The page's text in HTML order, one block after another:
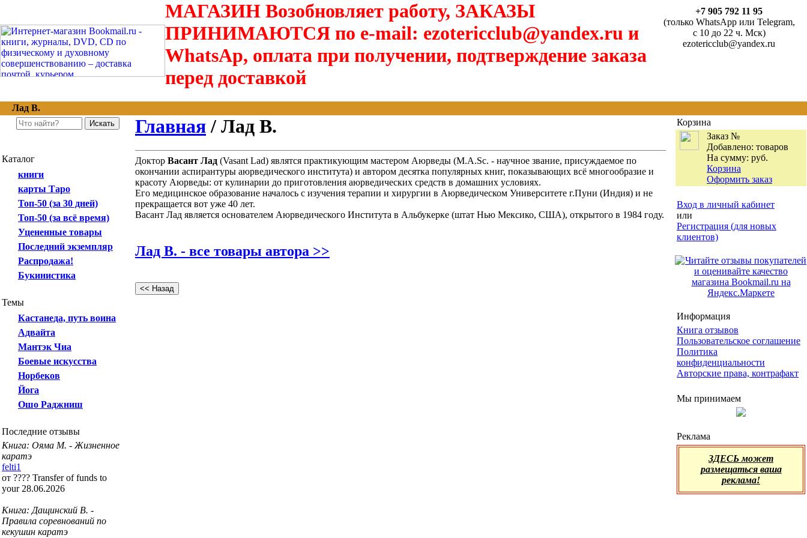
МАГАЗИН Возобновляет работу, ЗАКАЗЫ
ПРИНИМАЮТСЯ по e-mail: ezotericclub@yandex.ru и
WhatsAp, оплата при получении, подтверждение заказа
перед доставкой
+7 905 792 11 95
(только WhatsApp или Telegram,
с 10 до 22 ч. Мск)
ezotericclub@yandex.ru
Лад В.
Каталог
книги
карты Таро
Топ-50 (за 30 дней)
Топ-50 (за всё время)
Уцененные товары
Последний экземпляр
Распродажа!
Букинистика
Темы
Кастанеда, путь воина
Адвайта
Мантэк Чиа
Боевые искусства
Норбеков
Йога
Ошо Раджниш
Последние отзывы
Книга: Ояма М. - Жизненное
каратэ
felti1
от ???? Transfer of funds to
your 28.06.2026
Книга: Дащинский В. -
Правила соревнований по
кекушин каратэ
Главная / Лад В.
Доктор Васант Лад (Vasant Lad) являтся практикующим мастером Аюрведы (M.A.Sc. - научное звание, присуждаемое по
окончании аспирантуры аюрведического института) и автором десятка популярных книг, показывающих всё многообразие и
красоту Аюрведы: от кулинарии до приготовления аюрведических средств в домашних условиях.
Его медицинское образование началось с изучения терапии и хирургии в Аюрведическом Университете г.Пуни (Индия) и не
прекращается вот уже 40 лет.
Васант Лад является основателем Аюрведического Института в Альбукерке (штат Нью Мексико, США), открытого в 1984 году.
Лад В. - все товары автора >>
Корзина
Заказ №
Добавлено: товаров
На сумму: руб.
Корзина
Оформить заказ
Вход в личный кабинет
или
Регистрация (для новых
клиентов)
Информация
Книга отзывов
Пользовательское соглашение
Политика
конфиденциальности
Авторские права, контрафакт
Мы принимаем
Реклама
ЗДЕСЬ может
размещаться ваша
реклама!